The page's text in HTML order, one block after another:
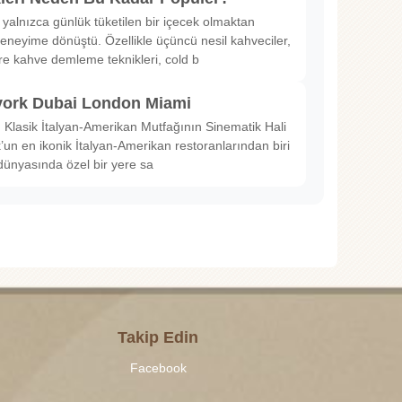
günlük tüketilen bir içecek olmaktan
dönüştü. Özellikle üçüncü nesil kahveciler,
kahve demleme teknikleri, cold b
Dubai London Miami
İtalyan-Amerikan Mutfağının Sinematik Hali
en ikonik İtalyan-Amerikan restoranlarından biri
özel bir yere sa
Takip Edin
Facebook